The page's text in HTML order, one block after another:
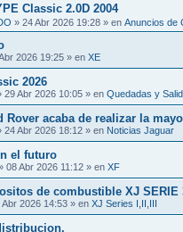
Classic 2.0D 2004
» 24 Abr 2026 19:28 » en Anuncios de
2026 19:25 » en XE
2026
29 Abr 2026 10:05 » en Quedadas y
Rover acaba de realizar la
24 Abr 2026 18:12 » en Noticias Jaguar
el futuro
08 Abr 2026 11:12 » en XF
de combustible XJ SERIE
Abr 2026 14:53 » en XJ Series I,II,III